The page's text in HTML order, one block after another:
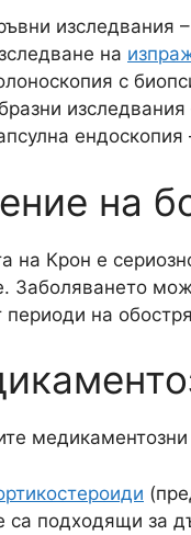
изследвания
на
с
ендоскопия
на
на Крон е
Заболяването
периоди на
са подходящи за